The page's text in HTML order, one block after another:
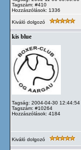
Tagszám: #410
Hozzászólások: 1336
Kiváló dolgozó
kis blue
Tagság: 2004-04-30 12:44:54
Tagszám: #10264
Hozzászólások: 4184
Kiváló dolgozó